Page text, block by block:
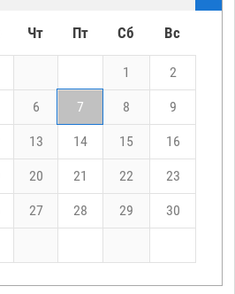
Чт Пт Сб Вс
1 2
6 7 8 9
13 14 15 16
20 21 22 23
27 28 29 30